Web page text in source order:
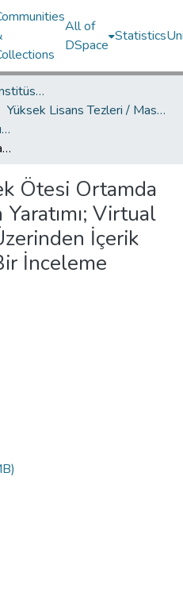
All of
DSpace
Statistics
Lisansüstü Eğitim Enstitüsü / Postgraduate Education Institute
Yüksek Lisans Tezleri / Master's Theses
İç Mimarlık ve Çevre Tasarımı Ana Bilim Dalı / Department of Interior Architecture and Environmental Design
Gerçek Ötesi Ortamda Olağandışı Mekan Yaratımı; Virtual Home Yarışması Üzerinden İçerik Analizine Dayalı Bir İnceleme
Ötesi Ortamda
Yaratımı; Virtual
İçerik
İnceleme